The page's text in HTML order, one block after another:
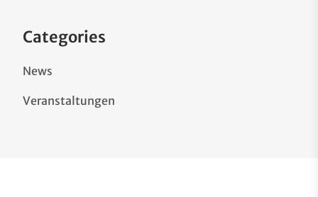
Categories
News
Veranstaltungen